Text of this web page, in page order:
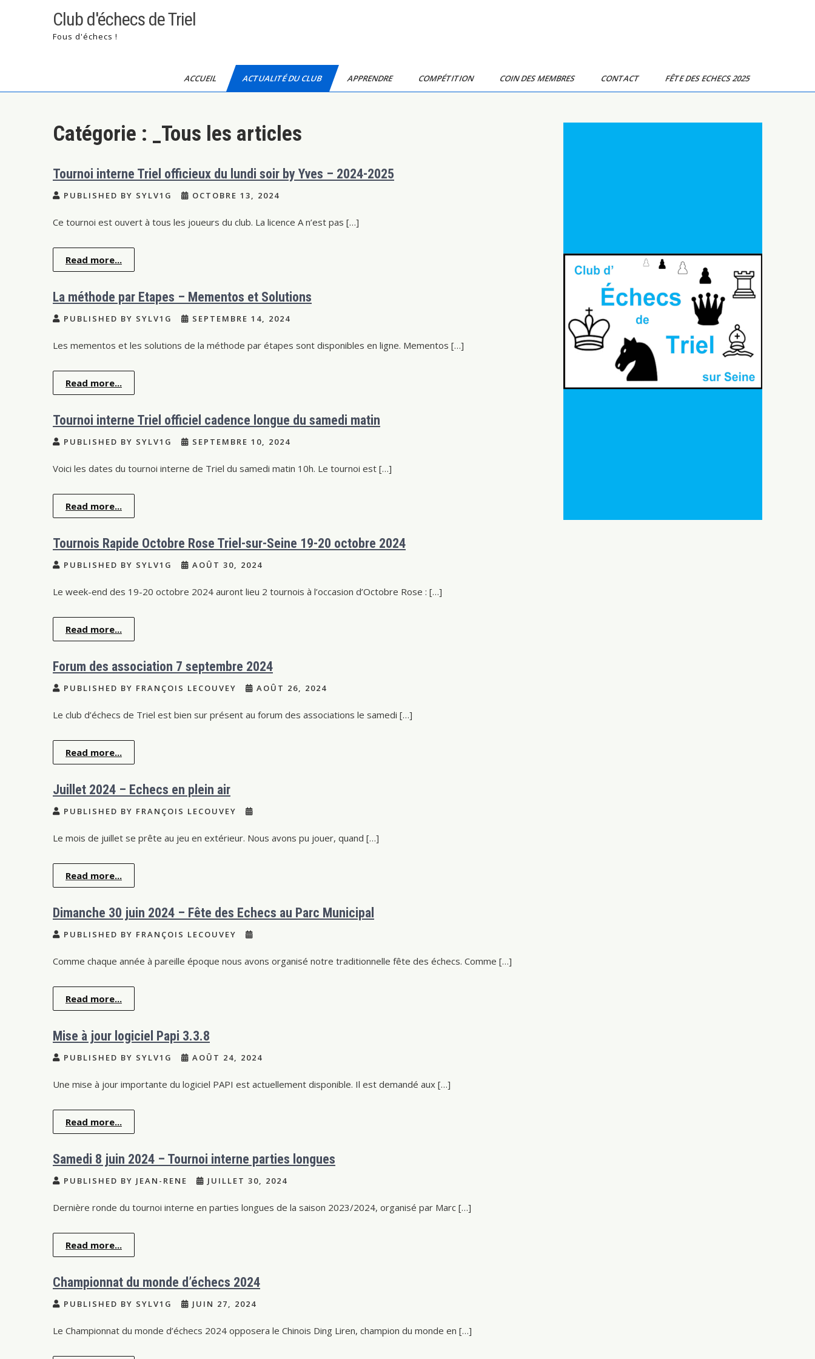
Club d'échecs de Triel
Fous d'échecs !
ACCUEIL ACTUALITÉ DU CLUB APPRENDRE COMPÉTITION COIN DES MEMBRES CONTACT FÊTE DES ECHECS 2025
Catégorie : _Tous les articles
Tournoi interne Triel officieux du lundi soir by Yves – 2024-2025
PUBLISHED BY SYLV1G OCTOBRE 13, 2024
Ce tournoi est ouvert à tous les joueurs du club. La licence A n’est pas […]
Read more...
La méthode par Etapes – Mementos et Solutions
PUBLISHED BY SYLV1G SEPTEMBRE 14, 2024
Les mementos et les solutions de la méthode par étapes sont disponibles en ligne. Mementos […]
Read more...
Tournoi interne Triel officiel cadence longue du samedi matin
PUBLISHED BY SYLV1G SEPTEMBRE 10, 2024
Voici les dates du tournoi interne de Triel du samedi matin 10h. Le tournoi est […]
Read more...
Tournois Rapide Octobre Rose Triel-sur-Seine 19-20 octobre 2024
PUBLISHED BY SYLV1G AOÛT 30, 2024
Le week-end des 19-20 octobre 2024 auront lieu 2 tournois à l’occasion d’Octobre Rose : […]
Read more...
Forum des association 7 septembre 2024
PUBLISHED BY FRANÇOIS LECOUVEY AOÛT 26, 2024
Le club d’échecs de Triel est bien sur présent au forum des associations le samedi […]
Read more...
Juillet 2024 – Echecs en plein air
PUBLISHED BY FRANÇOIS LECOUVEY
Le mois de juillet se prête au jeu en extérieur. Nous avons pu jouer, quand […]
Read more...
Dimanche 30 juin 2024 – Fête des Echecs au Parc Municipal
PUBLISHED BY FRANÇOIS LECOUVEY
Comme chaque année à pareille époque nous avons organisé notre traditionnelle fête des échecs. Comme […]
Read more...
Mise à jour logiciel Papi 3.3.8
PUBLISHED BY SYLV1G AOÛT 24, 2024
Une mise à jour importante du logiciel PAPI est actuellement disponible. Il est demandé aux […]
Read more...
Samedi 8 juin 2024 – Tournoi interne parties longues
PUBLISHED BY JEAN-RENE JUILLET 30, 2024
Dernière ronde du tournoi interne en parties longues de la saison 2023/2024, organisé par Marc […]
Read more...
Championnat du monde d’échecs 2024
PUBLISHED BY SYLV1G JUIN 27, 2024
Le Championnat du monde d’échecs 2024 opposera le Chinois Ding Liren, champion du monde en […]